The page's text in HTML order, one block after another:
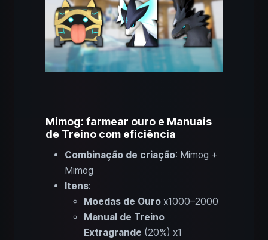
Mimog: farmear ouro e Manuais
de Treino com eficiência
Combinação de criação: Mimog +
Mimog
Itens:
Moedas de Ouro x1000–2000
Manual de Treino
Extragrande (20%) x1